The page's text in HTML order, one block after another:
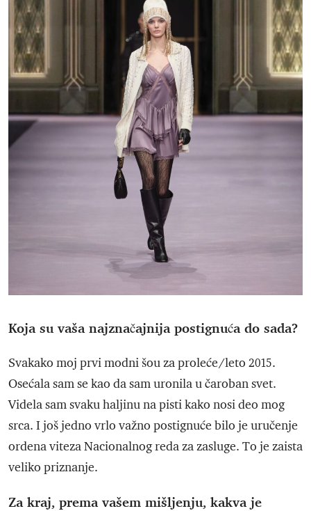
Koja su vaša najznačajnija postignuća do sada?
Svakako moj prvi modni šou za proleće/leto 2015.
Osećala sam se kao da sam uronila u čaroban svet.
Videla sam svaku haljinu na pisti kako nosi deo mog
srca. I još jedno vrlo važno postignuće bilo je uručenje
ordena viteza Nacionalnog reda za zasluge. To je zaista
veliko priznanje.
Za kraj, prema vašem mišljenju, kakva je